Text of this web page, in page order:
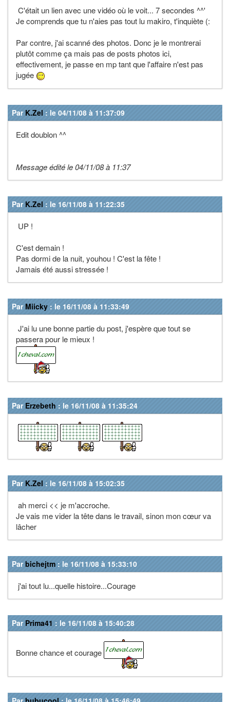
C'était un lien avec une vidéo où le voit... 7 secondes ^^'
Je comprends que tu n'aies pas tout lu makiro, t'inquiète (:
Par contre, j'ai scanné des photos. Donc je le montrerai
plutôt comme ça mais pas de posts photos ici,
effectivement, je passe en mp tant que l'affaire n'est pas
jugée
Par K.Zel : le 04/11/08 à 11:37:09
Edit doublon ^^
Message édité le 04/11/08 à 11:37
Par K.Zel : le 16/11/08 à 11:22:35
UP !
C'est demain !
Pas dormi de la nuit, youhou ! C'est la fête !
Jamais été aussi stressée !
Par Miicky : le 16/11/08 à 11:33:49
J'ai lu une bonne partie du post, j'espère que tout se
passera pour le mieux !
Par Erzebeth : le 16/11/08 à 11:35:24
Par K.Zel : le 16/11/08 à 15:02:35
ah merci << je m'accroche.
Je vais me vider la tête dans le travail, sinon mon cœur va
lâcher
Parbichejtm : le 16/11/08 à 15:33:10
j'ai tout lu...quelle histoire...Courage
Par Prima41 : le 16/11/08 à 15:40:28
Bonne chance et courage